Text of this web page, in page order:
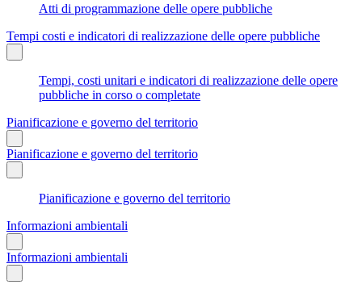
Atti di programmazione delle opere pubbliche
Tempi costi e indicatori di realizzazione delle opere pubbliche
Tempi, costi unitari e indicatori di realizzazione delle opere
pubbliche in corso o completate
Pianificazione e governo del territorio
Pianificazione e governo del territorio
Pianificazione e governo del territorio
Informazioni ambientali
Informazioni ambientali